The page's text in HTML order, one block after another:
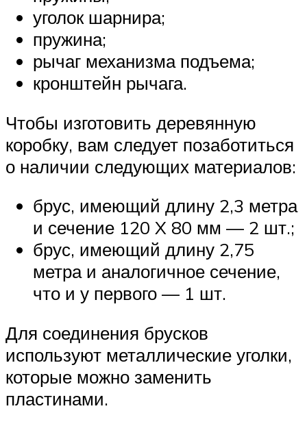
уголок шарнира;
пружина;
рычаг механизма подъема;
кронштейн рычага.
Чтобы изготовить деревянную
коробку, вам следует позаботиться
о наличии следующих материалов:
брус, имеющий длину 2,3 метра
и сечение 120 X 80 мм — 2 шт.;
брус, имеющий длину 2,75
метра и аналогичное сечение,
что и у первого — 1 шт.
Для соединения брусков
используют металлические уголки,
которые можно заменить
пластинами.